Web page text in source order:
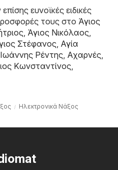
ευνοϊκές ειδικές
τους στο Άγιος
, Άγιος Νικόλαος,
Στέφανος, Αγία
Ρέντης, Αχαρνές,
Κωνσταντίνος,
Hλεκτρονικά Νάξος